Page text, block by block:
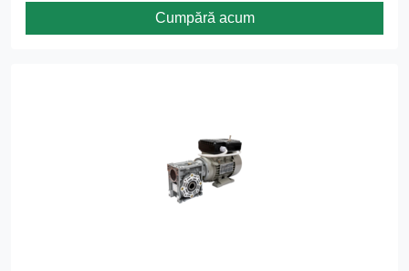
Cumpără acum